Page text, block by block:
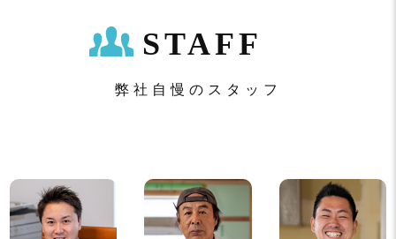
STAFF
弊社自慢のスタッフ